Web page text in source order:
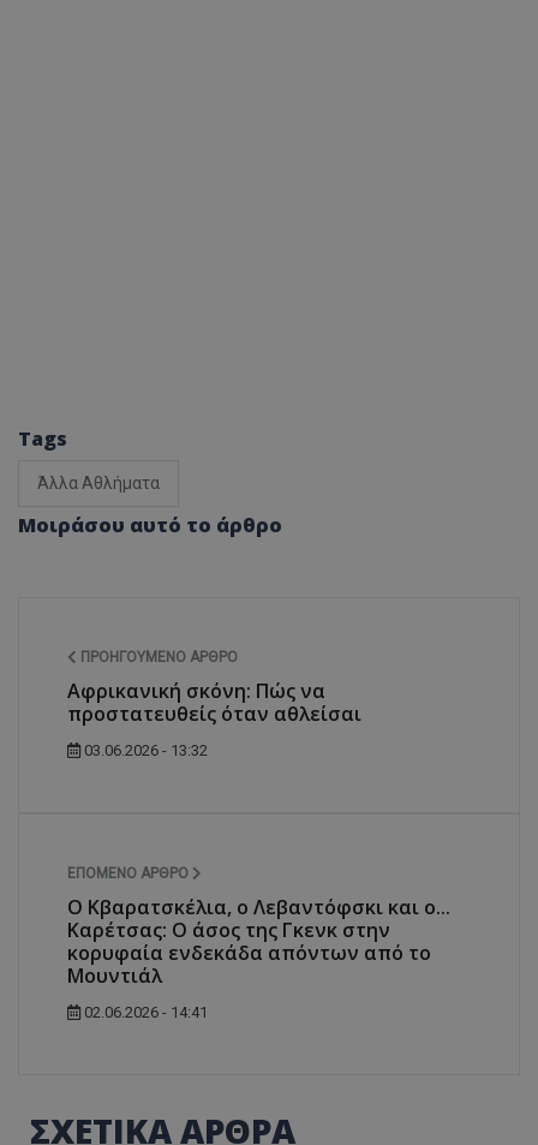
Tags
Άλλα Αθλήματα
Μοιράσου αυτό το άρθρο
ΠΡΟΗΓΟΎΜΕΝΟ ΆΡΘΡΟ
Αφρικανική σκόνη: Πώς να
προστατευθείς όταν αθλείσαι
03.06.2026 - 13:32
ΕΠΌΜΕΝΟ ΆΡΘΡΟ
Ο Κβαρατσκέλια, ο Λεβαντόφσκι και ο...
Καρέτσας: Ο άσος της Γκενκ στην
κορυφαία ενδεκάδα απόντων από το
Μουντιάλ
02.06.2026 - 14:41
ΣΧΕΤΙΚΑ ΑΡΘΡΑ